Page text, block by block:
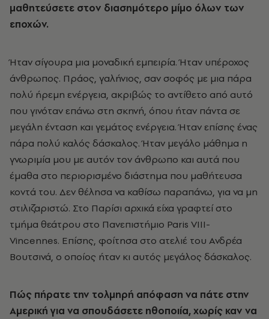
μαθητεύσετε στον διασημότερο μίμο όλων των
εποχών.
Ήταν σίγουρα μια μοναδική εμπειρία. Ήταν υπέροχος
άνθρωπος. Πράος, γαλήνιος, σαν σοφός με μια πάρα
πολύ ήρεμη ενέργεια, ακριβώς το αντίθετο από αυτό
που γινόταν επάνω στη σκηνή, όπου ήταν πάντα σε
μεγάλη ένταση και γεμάτος ενέργεια. Ήταν επίσης ένας
πάρα πολύ καλός δάσκαλος. Ήταν μεγάλο μάθημα η
γνωριμία μου με αυτόν τον άνθρωπο και αυτά που
έμαθα στο περιορισμένο διάστημα που μαθήτευσα
κοντά του. Δεν θέλησα να καθίσω παραπάνω, για να μη
στιλιζαριστώ. Στο Παρίσι αρχικά είχα γραφτεί στο
τμήμα θεάτρου στο Πανεπιστήμιο Paris VIII-
Vincennes. Επίσης, φοίτησα στο ατελιέ του Ανδρέα
Βουτσινά, ο οποίος ήταν κι αυτός μεγάλος δάσκαλος.
Πώς πήρατε την τολμηρή απόφαση να πάτε στην
Αμερική για να σπουδάσετε ηθοποιία, χωρίς καν να